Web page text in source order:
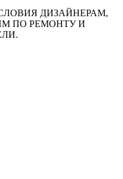
ДИЗАЙНЕРАМ,
ПО РЕМОНТУ И